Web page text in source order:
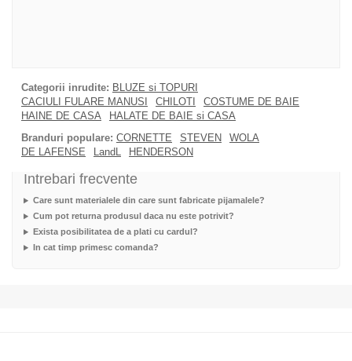
Categorii inrudite: BLUZE si TOPURI
CACIULI FULARE MANUSI
CHILOTI
COSTUME DE BAIE
HAINE DE CASA
HALATE DE BAIE si CASA
Branduri populare: CORNETTE STEVEN
WOLA
DE LAFENSE
LandL HENDERSON
Intrebari frecvente
Care sunt materialele din care sunt fabricate pijamalele?
Cum pot returna produsul daca nu este potrivit?
Exista posibilitatea de a plati cu cardul?
In cat timp primesc comanda?